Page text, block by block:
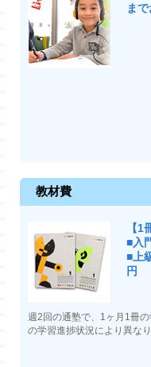
ま
教材費
【1
■入
■上
円
週2回の通塾で、1ヶ月1冊
の学習進捗状況により異なり